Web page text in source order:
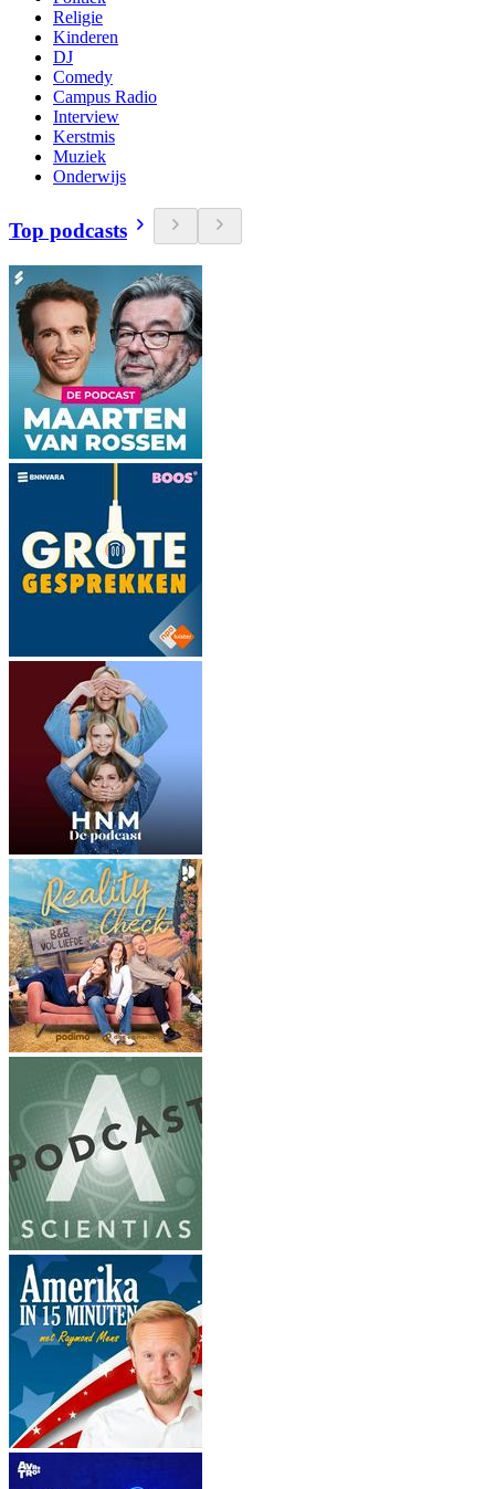
Religie
Kinderen
DJ
Comedy
Campus Radio
Interview
Kerstmis
Muziek
Onderwijs
Top podcasts